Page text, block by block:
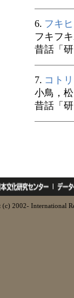
6. フキ
フキフ
昔話「
7. コト
小鳥，
昔話「
2002- International